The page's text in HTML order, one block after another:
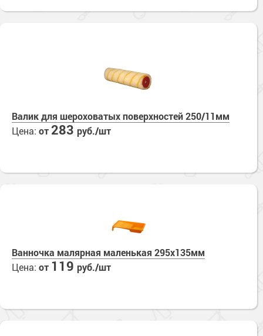
Валик для шероховатых поверхностей 250/11мм
Цена: от283 руб./шт
Ванночка малярная маленькая 295х135мм
Цена: от 119 руб./шт